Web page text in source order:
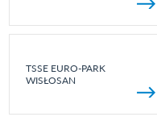
TSSE EURO-PARK
WISŁOSAN